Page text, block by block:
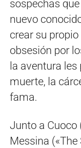
sospechas
nuevo
crear su
obsesión por
la aventura
muerte, la
fama.
Junto a Cuoco
Messina («The